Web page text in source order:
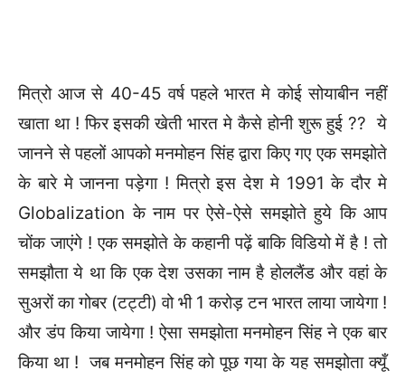
मित्रो आज से 40-45 वर्ष पहले भारत मे कोई सोयाबीन नहीं
खाता था ! फिर इसकी खेती भारत मे कैसे होनी शुरू हुई ?? ये
जानने से पहलों आपको मनमोहन सिंह द्वारा किए गए एक समझोते
के बारे मे जानना पड़ेगा ! मित्रो इस देश मे 1991 के दौर मे
Globalization के नाम पर ऐसे-ऐसे समझोते हुये कि आप
चोंक जाएंगे ! एक समझोते के कहानी पढ़ें बाकि विडियो में है ! तो
समझौता ये था कि एक देश उसका नाम है होललैंड और वहां के
सुअरों का गोबर (टट्टी) वो भी 1 करोड़ टन भारत लाया जायेगा !
और डंप किया जायेगा ! ऐसा समझोता मनमोहन सिंह ने एक बार
किया था ! जब मनमोहन सिंह को पूछ गया के यह समझोता क्यूँ